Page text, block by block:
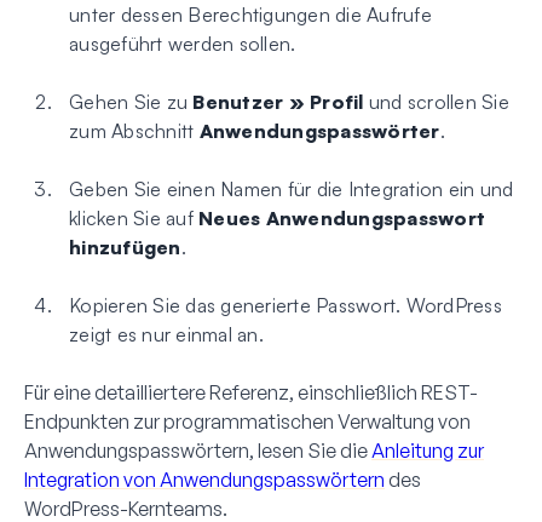
unter dessen Berechtigungen die Aufrufe
ausgeführt werden sollen.
Gehen Sie zu Benutzer » Profil und scrollen Sie
zum Abschnitt Anwendungspasswörter.
Geben Sie einen Namen für die Integration ein und
klicken Sie auf Neues Anwendungspasswort
hinzufügen.
Kopieren Sie das generierte Passwort. WordPress
zeigt es nur einmal an.
Für eine detailliertere Referenz, einschließlich REST-
Endpunkten zur programmatischen Verwaltung von
Anwendungspasswörtern, lesen Sie die Anleitung zur
Integration von Anwendungspasswörtern des
WordPress-Kernteams.